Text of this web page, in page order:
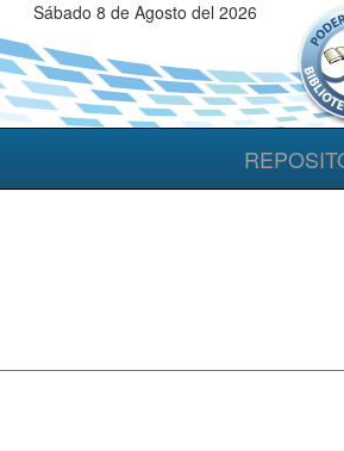
Sábado 8 de Agosto del 2026